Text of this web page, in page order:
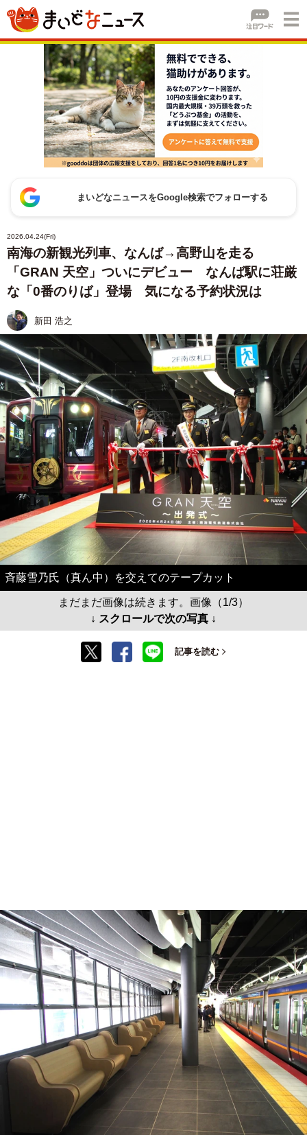
まいどなニュースをGoogle検索でフォローする
2026.04.24(Fri)
南海の新観光列車、なんば→高野山を走る
「GRAN 天空」ついにデビュー なんば駅に荘厳
な「0番のりば」登場 気になる予約状況は
新田 浩之
斉藤雪乃氏（真ん中）を交えてのテープカット
まだまだ画像は続きます。画像（1/3）
↓ スクロールで次の写真 ↓
記事を読む